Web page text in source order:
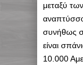
μεταξύ
συνήθως
είναι
10.000